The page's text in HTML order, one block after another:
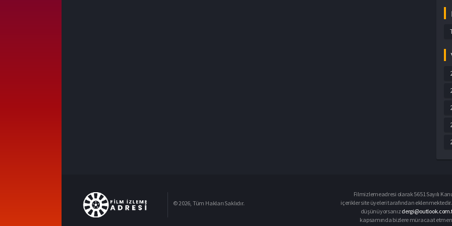
© 2026, Tüm Hakları Saklıdır.
Filmizlemeadresi olarak 5651 Sayılı
içerikler site üyeleri tarafından
düşünüyorsanız
kapsamında bizlere müracaat